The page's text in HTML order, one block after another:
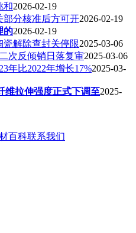
和2026-02-19
部分核准后方可开2026-02-19
的2026-02-19
解除查封关停限2025-03-06
次反倾销日落复审2025-03-06
年比2022年增长17%2025-03-
维拉伸强度正式下调至2025-
百科联系我们